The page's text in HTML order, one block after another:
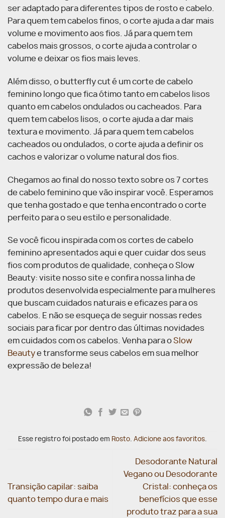
ser adaptado para diferentes tipos de rosto e cabelo.
Para quem tem cabelos finos, o corte ajuda a dar mais
volume e movimento aos fios. Já para quem tem
cabelos mais grossos, o corte ajuda a controlar o
volume e deixar os fios mais leves.
Além disso, o butterfly cut é um corte de cabelo
feminino longo que fica ótimo tanto em cabelos lisos
quanto em cabelos ondulados ou cacheados. Para
quem tem cabelos lisos, o corte ajuda a dar mais
textura e movimento. Já para quem tem cabelos
cacheados ou ondulados, o corte ajuda a definir os
cachos e valorizar o volume natural dos fios.
Chegamos ao final do nosso texto sobre os 7 cortes
de cabelo feminino que vão inspirar você. Esperamos
que tenha gostado e que tenha encontrado o corte
perfeito para o seu estilo e personalidade.
Se você ficou inspirada com os cortes de cabelo
feminino apresentados aqui e quer cuidar dos seus
fios com produtos de qualidade, conheça o Slow
Beauty: visite nosso site e confira nossa linha de
produtos desenvolvida especialmente para mulheres
que buscam cuidados naturais e eficazes para os
cabelos. E não se esqueça de seguir nossas redes
sociais para ficar por dentro das últimas novidades
em cuidados com os cabelos. Venha para oSlow
Beautye transforme seus cabelos em sua melhor
expressão de beleza!
Esse registro foi postado em Rosto. Adicione aos favoritos.
Transição capilar: saiba
quanto tempo dura e mais
Desodorante Natural
Vegano ou Desodorante
Cristal: conheça os
benefícios que esse
produto traz para a sua